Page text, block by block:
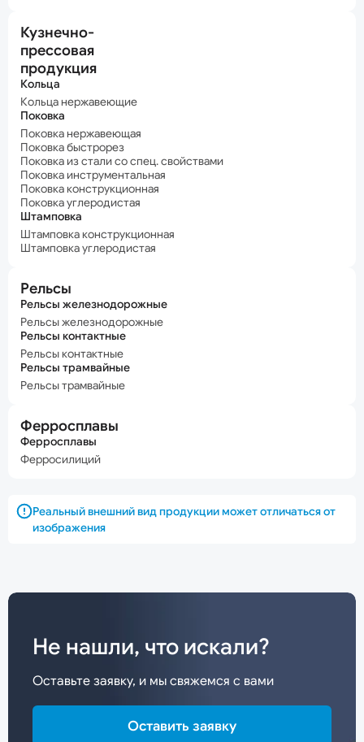
Кузнечно-
прессовая
продукция
Кольца
Кольца нержавеющие
Поковка
Поковка нержавеющая
Поковка быстрорез
Поковка из стали со спец. свойствами
Поковка инструментальная
Поковка конструкционная
Поковка углеродистая
Штамповка
Штамповка конструкционная
Штамповка углеродистая
Рельсы
Рельсы железнодорожные
Рельсы железнодорожные
Рельсы контактные
Рельсы контактные
Рельсы трамвайные
Рельсы трамвайные
Ферросплавы
Ферросплавы
Ферросилиций
Реальный внешний вид продукции может отличаться от
изображения
Не нашли, что искали?
Оставьте заявку, и мы свяжемся с вами
Оставить заявку